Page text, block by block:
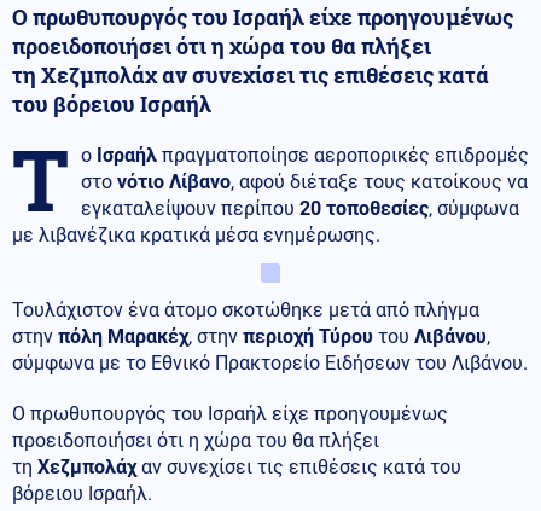
Ο πρωθυπουργός του Ισραήλ είχε προηγουμένως
προειδοποιήσει ότι η χώρα του θα πλήξει
τη Χεζμπολάχ αν συνεχίσει τις επιθέσεις κατά
του βόρειου Ισραήλ
Τ ο Ισραήλ πραγματοποίησε αεροπορικές επιδρομές
στο νότιο Λίβανο, αφού διέταξε τους κατοίκους να
εγκαταλείψουν περίπου 20 τοποθεσίες, σύμφωνα
με λιβανέζικα κρατικά μέσα ενημέρωσης.
Τουλάχιστον ένα άτομο σκοτώθηκε μετά από πλήγμα
στην πόλη Μαρακέχ, στην περιοχή Τύρου του Λιβάνου,
σύμφωνα με το Εθνικό Πρακτορείο Ειδήσεων του Λιβάνου.
Ο πρωθυπουργός του Ισραήλ είχε προηγουμένως
προειδοποιήσει ότι η χώρα του θα πλήξει
τη Χεζμπολάχαν συνεχίσει τις επιθέσεις κατά του
βόρειου Ισραήλ.